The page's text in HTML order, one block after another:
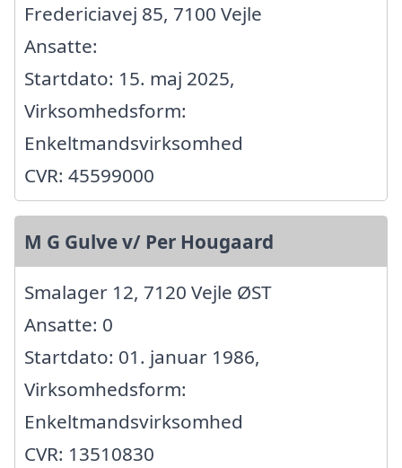
Fredericiavej 85, 7100 Vejle
Ansatte:
Startdato: 15. maj 2025,
Virksomhedsform:
Enkeltmandsvirksomhed
CVR: 45599000
M G Gulve v/ Per Hougaard
Smalager 12, 7120 Vejle ØST
Ansatte: 0
Startdato: 01. januar 1986,
Virksomhedsform:
Enkeltmandsvirksomhed
CVR: 13510830